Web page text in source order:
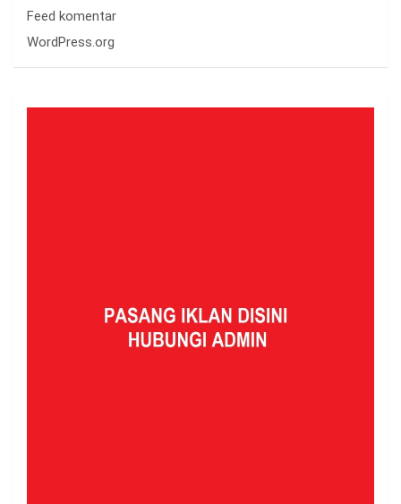
Feed komentar
WordPress.org